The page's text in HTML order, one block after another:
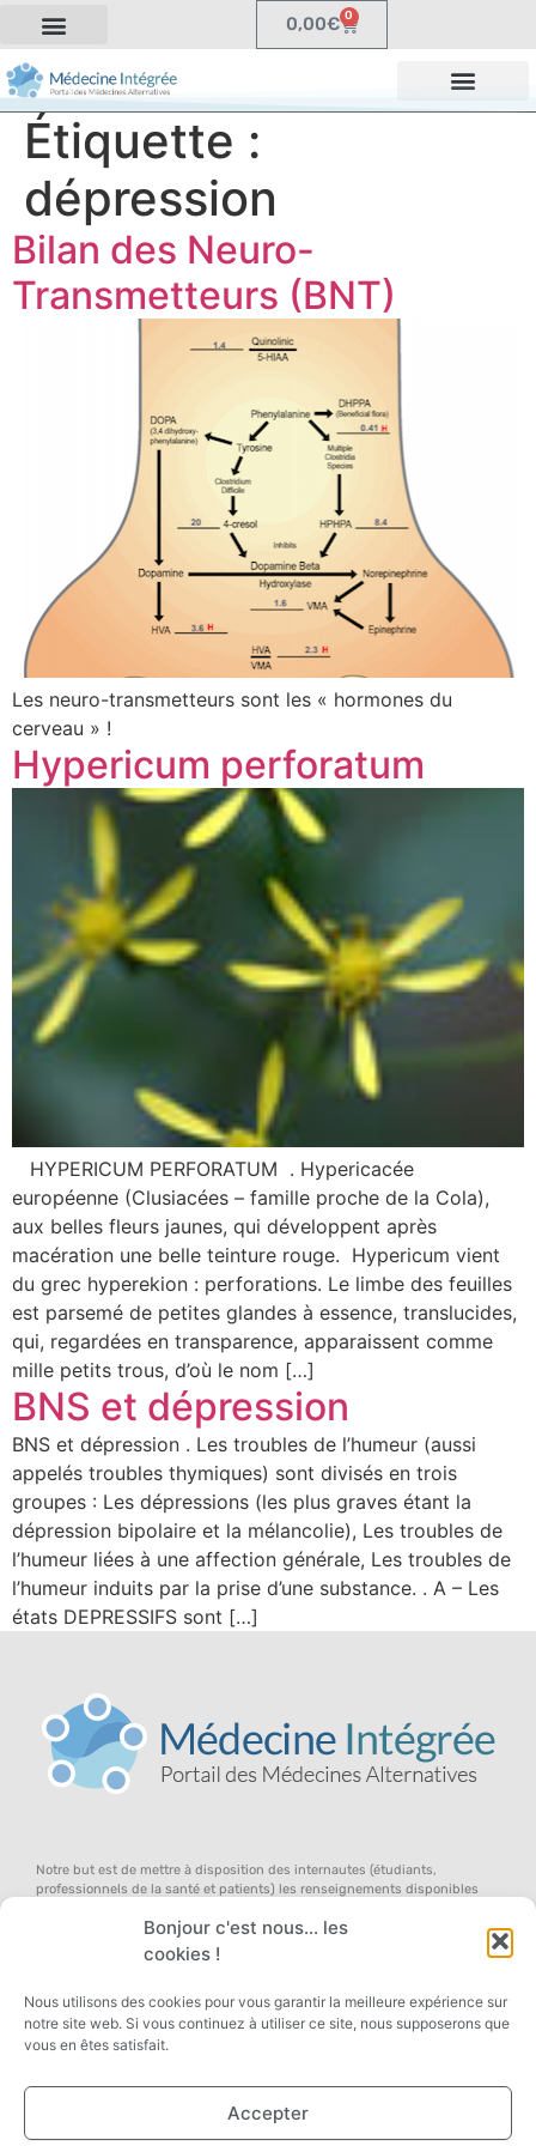
Bonjour c'est nous... les
cookies !
Nous utilisons des cookies pour vous garantir la meilleure expérience sur
notre site web. Si vous continuez à utiliser ce site, nous supposerons que
vous en êtes satisfait.
Accepter
0,00€ 0
Étiquette :
dépression
Bilan des Neuro-
Transmetteurs (BNT)
Les neuro-transmetteurs sont les « hormones du
cerveau » !
Hypericum perforatum
HYPERICUM PERFORATUM . Hypericacée
européenne (Clusiacées – famille proche de la Cola),
aux belles fleurs jaunes, qui développent après
macération une belle teinture rouge. Hypericum vient
du grec hyperekion : perforations. Le limbe des feuilles
est parsemé de petites glandes à essence, translucides,
qui, regardées en transparence, apparaissent comme
mille petits trous, d’où le nom […]
BNS et dépression
BNS et dépression . Les troubles de l’humeur (aussi
appelés troubles thymiques) sont divisés en trois
groupes : Les dépressions (les plus graves étant la
dépression bipolaire et la mélancolie), Les troubles de
l’humeur liées à une affection générale, Les troubles de
l’humeur induits par la prise d’une substance. . A – Les
états DEPRESSIFS sont […]
Notre but est de mettre à disposition des internautes (étudiants,
professionnels de la santé et patients) les renseignements disponibles
complementary and alternative medicine »), au sein d’un concept global
d’équilibre du terrain, pour qu’ils participent avec nous au débat ouvert
sur la médecine de demain … dans une approche systémique de la santé,